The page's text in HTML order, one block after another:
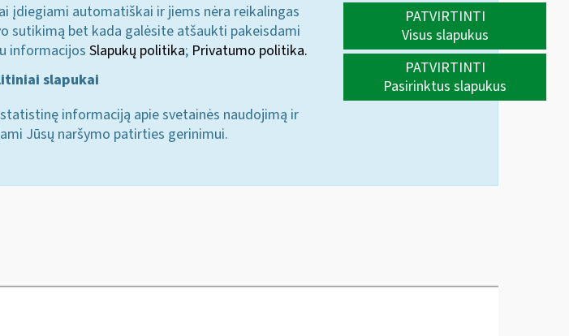
įdiegiami automatiškai ir jiems nėra reikalingas
sutikimą bet kada galėsite atšaukti pakeisdami
informacijos Slapukų politika; Privatumo politika.
slapukai
informaciją apie svetainės naudojimą ir
Jūsų naršymo patirties gerinimui.
PATVIRTINTI
Visus slapukus
PATVIRTINTI
Pasirinktus slapukus